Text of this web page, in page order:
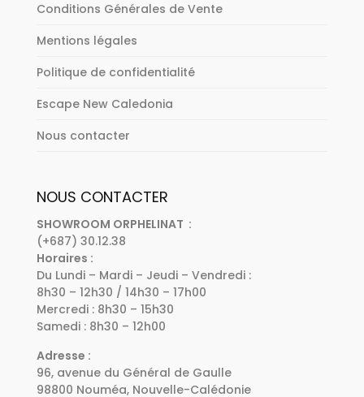
Conditions Générales de Vente
Mentions légales
Politique de confidentialité
Escape New Caledonia
Nous contacter
NOUS CONTACTER
SHOWROOM ORPHELINAT :
(+687) 30.12.38
Horaires :
Du Lundi – Mardi – Jeudi – Vendredi :
8h30 – 12h30 / 14h30 – 17h00
Mercredi : 8h30 – 15h30
Samedi : 8h30 – 12h00
Adresse :
96, avenue du Général de Gaulle
98800 Nouméa, Nouvelle-Calédonie